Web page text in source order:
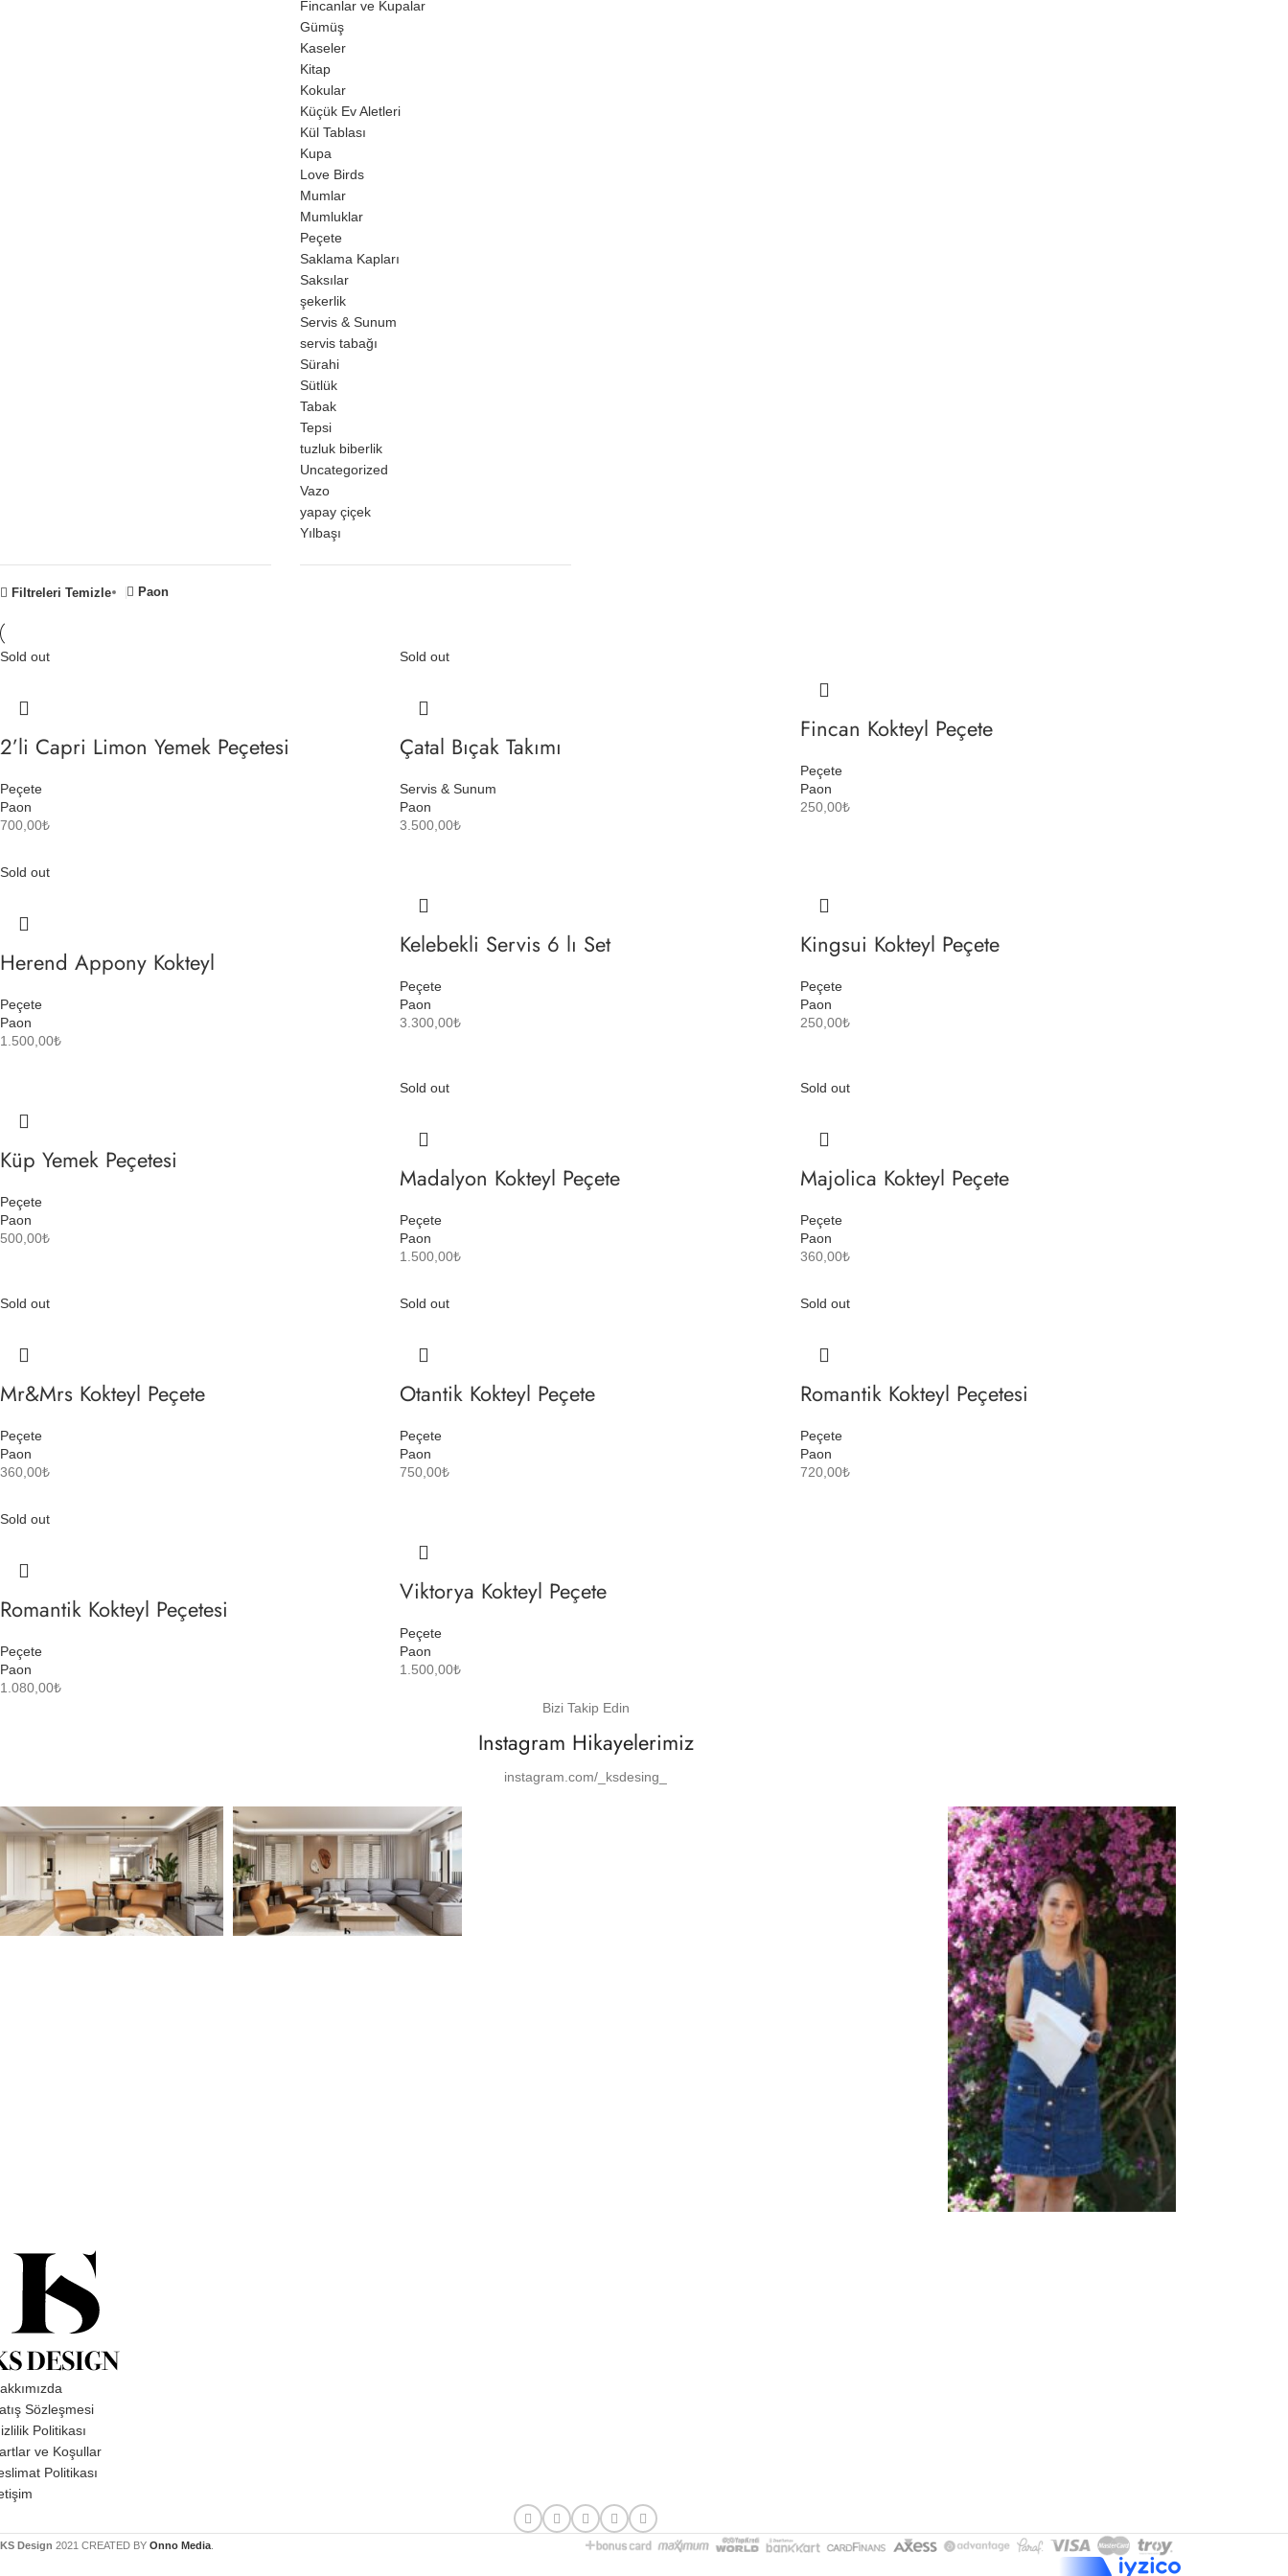
Fincanlar ve Kupalar
Gümüş
Kaseler
Kitap
Kokular
Küçük Ev Aletleri
Kül Tablası
Kupa
Love Birds
Mumlar
Mumluklar
Peçete
Saklama Kapları
Saksılar
şekerlik
Servis & Sunum
servis tabağı
Sürahi
Sütlük
Tabak
Tepsi
tuzluk biberlik
Uncategorized
Vazo
yapay çiçek
Yılbaşı
Filtreleri Temizle Paon
Sold out
2’li Capri Limon Yemek Peçetesi
Peçete
Paon
700,00₺
Sold out
Çatal Bıçak Takımı
Servis & Sunum
Paon
3.500,00₺
Fincan Kokteyl Peçete
Peçete
Paon
250,00₺
Sold out
Herend Appony Kokteyl
Peçete
Paon
1.500,00₺
Kelebekli Servis 6 lı Set
Peçete
Paon
3.300,00₺
Kingsui Kokteyl Peçete
Peçete
Paon
250,00₺
Küp Yemek Peçetesi
Peçete
Paon
500,00₺
Sold out
Madalyon Kokteyl Peçete
Peçete
Paon
1.500,00₺
Sold out
Majolica Kokteyl Peçete
Peçete
Paon
360,00₺
Sold out
Mr&Mrs Kokteyl Peçete
Peçete
Paon
360,00₺
Sold out
Otantik Kokteyl Peçete
Peçete
Paon
750,00₺
Sold out
Romantik Kokteyl Peçetesi
Peçete
Paon
720,00₺
Sold out
Romantik Kokteyl Peçetesi
Peçete
Paon
1.080,00₺
Viktorya Kokteyl Peçete
Peçete
Paon
1.500,00₺
Bizi Takip Edin
Instagram Hikayelerimiz
instagram.com/_ksdesing_
Sözleşmesi
Politikası
ve Koşullar
Politikası
KS Design 2021 CREATED BY Onno Media.